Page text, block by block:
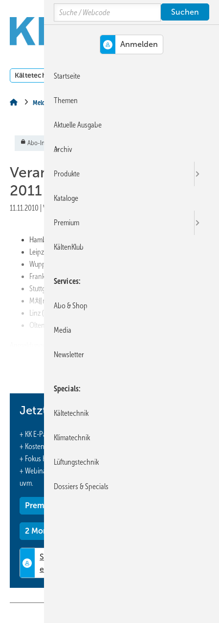
Hauptinhalt
Hauptmenü
SiteSearch
Kältetechnik Klimatechnik
Meldungen aus der Branche
Abo-Inhalt
Veranstaltungsorte / Termine
2011
11.11.2010 Veröffentlicht in
Hamburg: 12. Januar 2011
Leipzig: 13. Januar 2011
Wuppertal: 26. Januar 2011
Frankfurt: 27. Januar 2011
Stuttgart: 09. Februar 2011
M체nchen/Feldkirchen: 10. Februar 2011
Linz (A): 01. M채rz 2011
Olten (CH): 03. M채rz 2011
Veranstaltungen unter
Jetzt weiterlesen und profitieren.
+ KK E-Paper-Ausgabe – jeden Monat neu
+ Kostenfreien Zugang zu unserem Online-Archiv
+ Fokus KK: Sonderhefte (PDF)
+ Webinare und Veranstaltungen mit Rabatten
uvm.
Premium Mitgliedschaft
2 Monate kostenlos testen
Search
Startseite
Themen
Aktuelle Ausgabe
Archiv
Produkte
Kataloge
Premium
KältenKlub
Services
Abo & Shop
Media
Newsletter
Specials
Kältetechnik
Klimatechnik
Lüftungstechnik
Dossiers & Specials